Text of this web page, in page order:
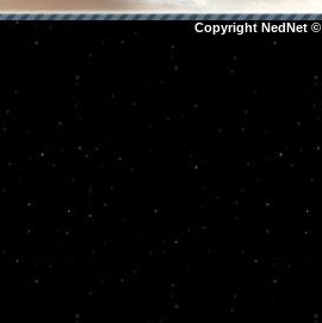
Copyright NedNet